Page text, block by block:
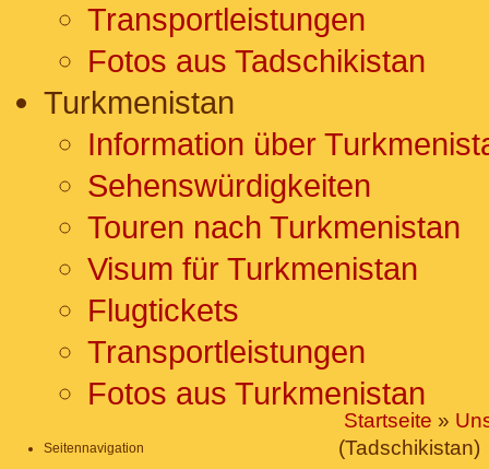
Transportleistungen
Fotos aus Tadschikistan
Turkmenistan
Information über
Sehenswürdigkeiten
Touren nach Turkmenistan
Visum für Turkmenistan
Flugtickets
Transportleistungen
Fotos aus Turkmenistan
Startseite »
(Tadschikistan)
Seitennavigation